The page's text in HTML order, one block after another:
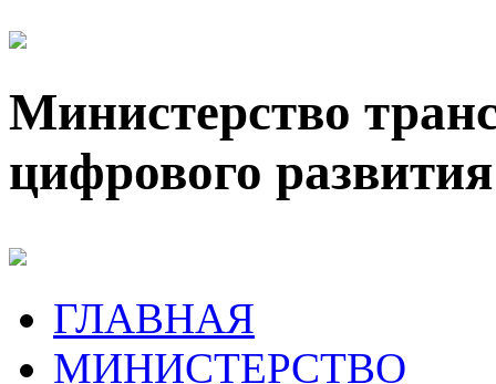
Министерство
цифрового
ГЛАВНАЯ
МИНИСТЕРСТВО